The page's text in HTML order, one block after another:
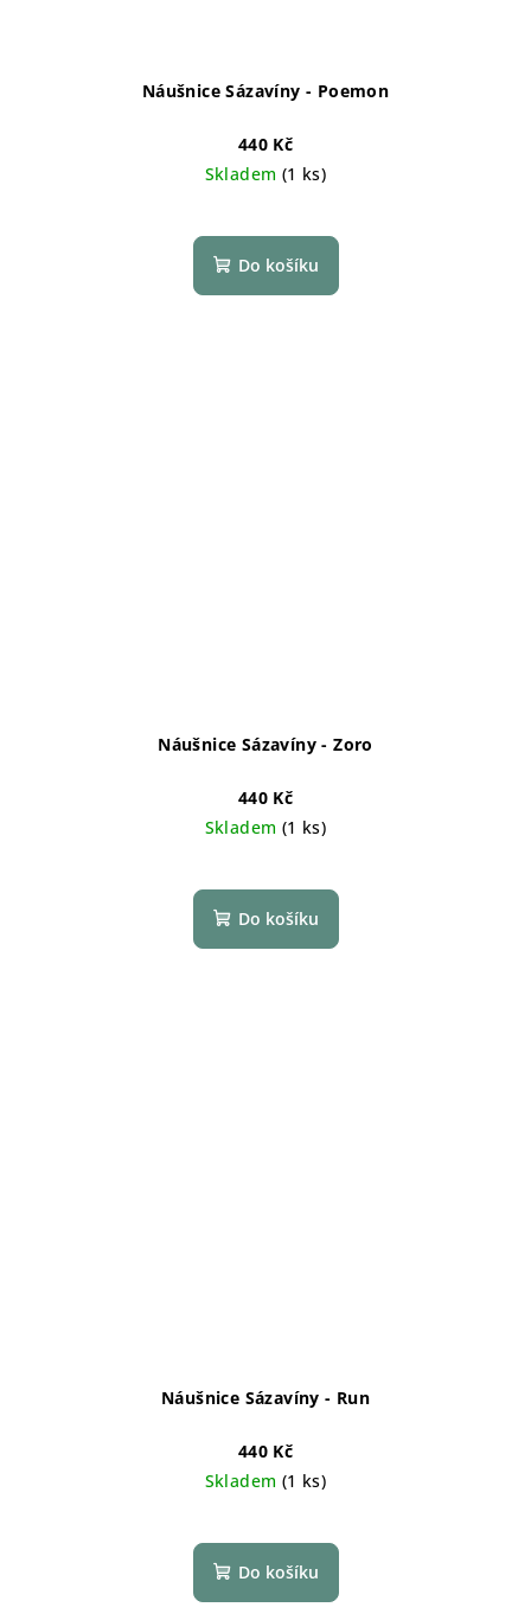
Náušnice Sázavíny - Poemon
440 Kč
Skladem (1 ks)
Do košíku
Náušnice Sázavíny - Zoro
440 Kč
Skladem (1 ks)
Do košíku
Náušnice Sázavíny - Run
440 Kč
Skladem (1 ks)
Do košíku